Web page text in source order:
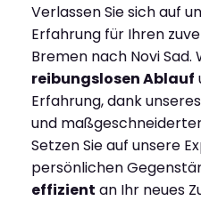
Verlassen Sie sich auf
Erfahrung für Ihren
Bremen nach Novi Sad.
reibungslosen Ablauf
Erfahrung, dank
und
Setzen Sie auf unsere
persönlichen
effizient an Ihr neues